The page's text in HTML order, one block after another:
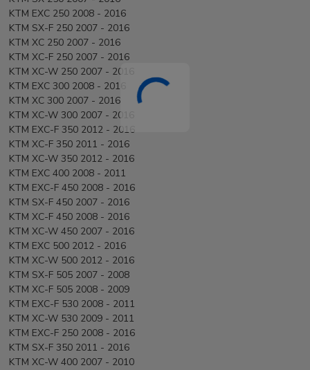
KTM EXC 250 2008 - 2016
KTM SX-F 250 2007 - 2016
KTM XC 250 2007 - 2016
KTM XC-F 250 2007 - 2016
KTM XC-W 250 2007 - 2016
KTM EXC 300 2008 - 2016
KTM XC 300 2007 - 2016
KTM XC-W 300 2007 - 2016
KTM EXC-F 350 2012 - 2016
KTM XC-F 350 2011 - 2016
KTM XC-W 350 2012 - 2016
KTM EXC 400 2008 - 2011
KTM EXC-F 450 2008 - 2016
KTM SX-F 450 2007 - 2016
KTM XC-F 450 2008 - 2016
KTM XC-W 450 2007 - 2016
KTM EXC 500 2012 - 2016
KTM XC-W 500 2012 - 2016
KTM SX-F 505 2007 - 2008
KTM XC-F 505 2008 - 2009
KTM EXC-F 530 2008 - 2011
KTM XC-W 530 2009 - 2011
KTM EXC-F 250 2008 - 2016
KTM SX-F 350 2011 - 2016
KTM XC-W 400 2007 - 2010